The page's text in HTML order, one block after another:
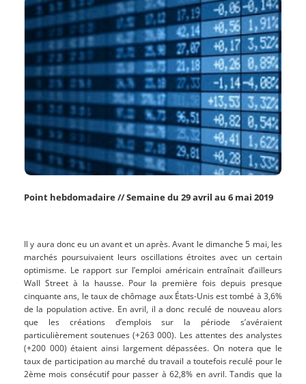
Point hebdomadaire // Semaine du 29 avril au 6 mai 2019
Il y aura donc eu un avant et un après. Avant le dimanche 5 mai, les
marchés poursuivaient leurs oscillations étroites avec un certain
optimisme. Le rapport sur l’emploi américain entraînait d’ailleurs
Wall Street à la hausse. Pour la première fois depuis presque
cinquante ans, le taux de chômage aux États-Unis est tombé à 3,6%
de la population active. En avril, il a donc reculé de nouveau alors
que les créations d’emplois sur la période s’avéraient
particulièrement soutenues (+263 000). Les attentes des analystes
(+200 000) étaient ainsi largement dépassées. On notera que le
taux de participation au marché du travail a toutefois reculé pour le
2ème mois consécutif pour passer à 62,8% en avril. Tandis que la